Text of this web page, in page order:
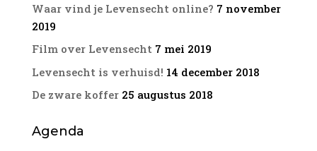
Waar vind je Levensecht online? 7 november
2019
Film over Levensecht 7 mei 2019
Levensecht is verhuisd! 14 december 2018
De zware koffer 25 augustus 2018
Agenda